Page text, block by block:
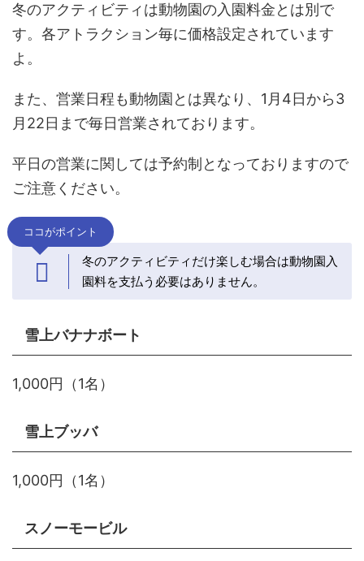
冬のアクティビティは動物園の入園料金とは別で
す。各アトラクション毎に価格設定されています
よ。
また、営業日程も動物園とは異なり、1月4日から3
月22日まで毎日営業されております。
平日の営業に関しては予約制となっておりますので
ご注意ください。
ココがポイント
冬のアクティビティだけ楽しむ場合は動物園入
園料を支払う必要はありません。
雪上バナナボート
1,000円（1名）
雪上ブッバ
1,000円（1名）
スノーモービル